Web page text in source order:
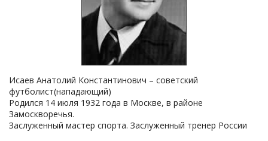
Исаев Анатолий Константинович – советский
футболист(нападающий)
Родился 14 июля 1932 года в Москве, в районе
Замоскворечья.
Заслуженный мастер спорта. Заслуженный тренер России